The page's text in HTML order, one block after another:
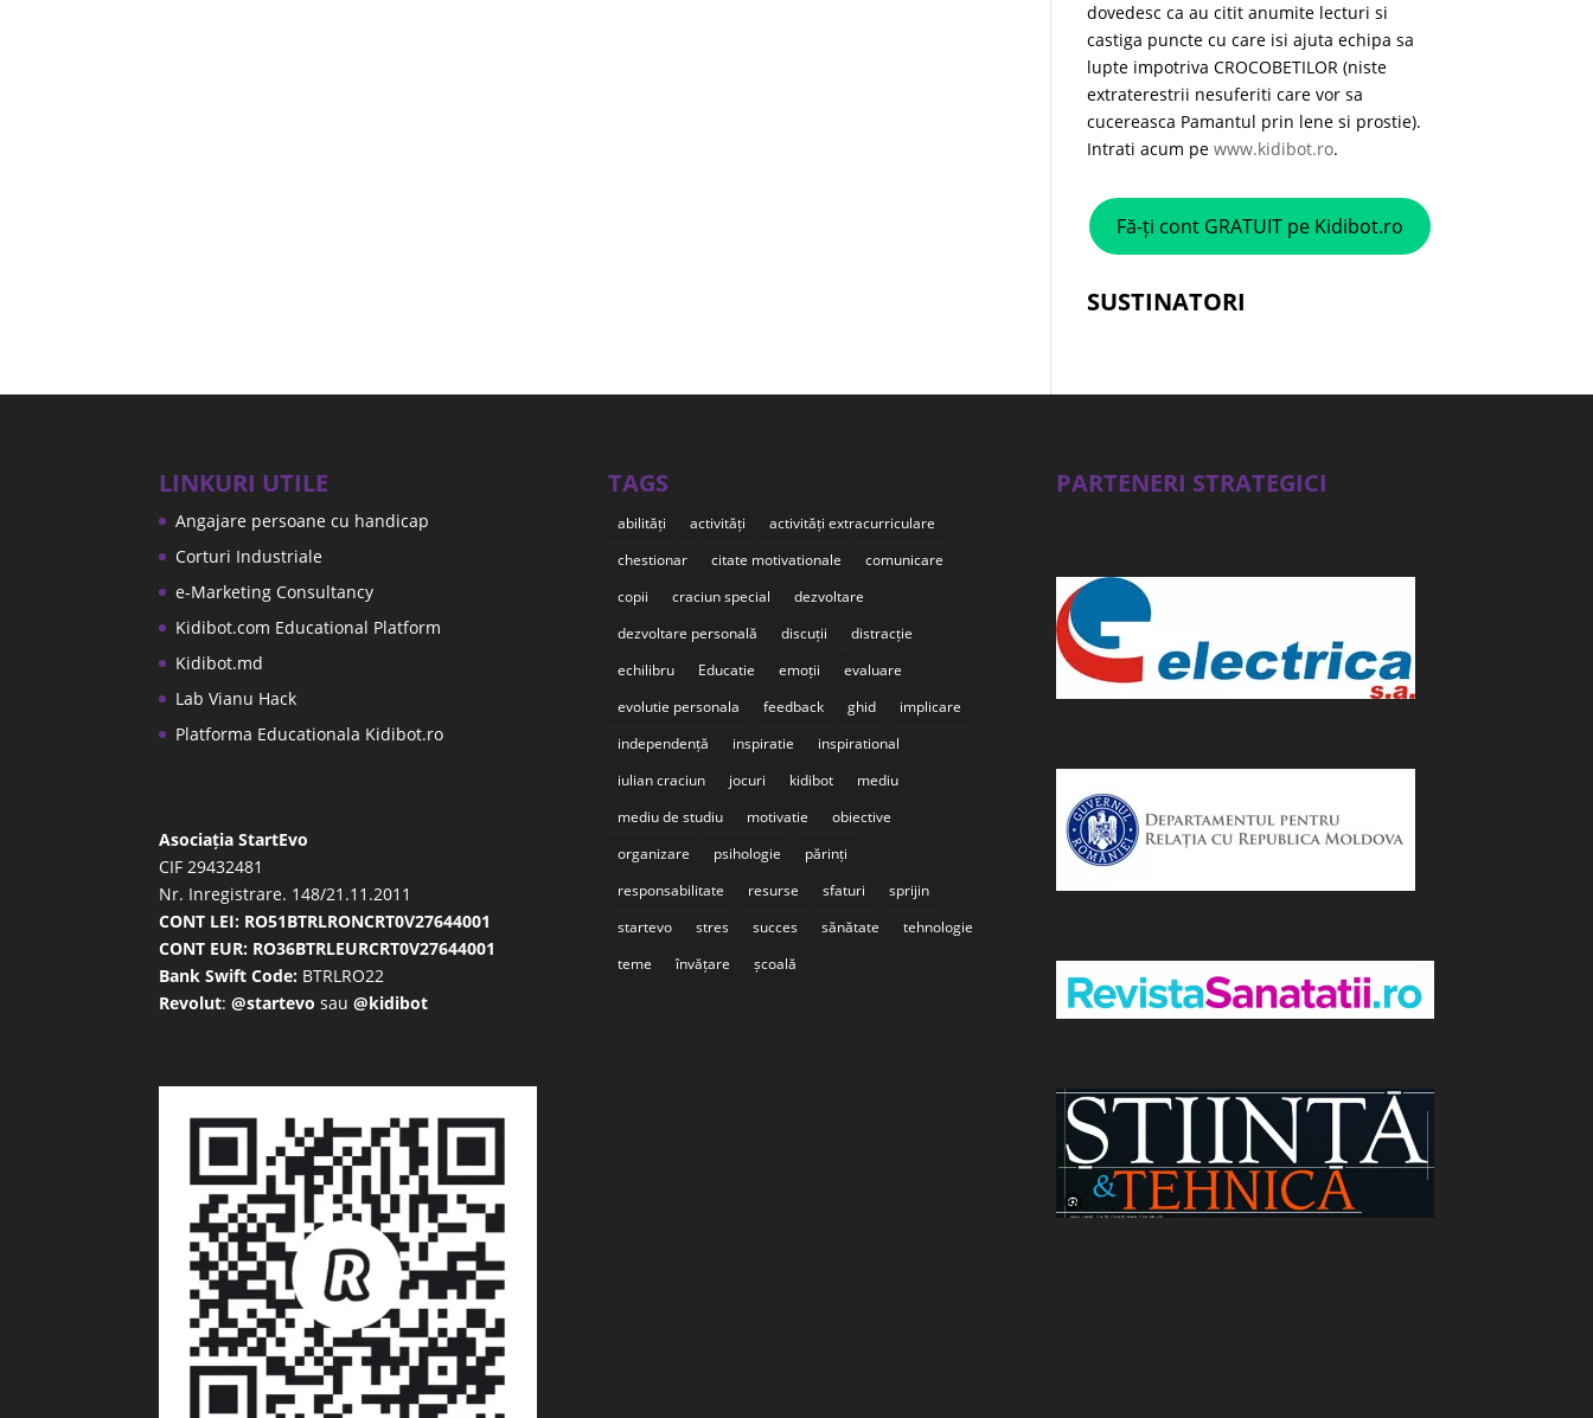
dovedesc ca au citit anumite lecturi si
castiga puncte cu care isi ajuta echipa sa
lupte impotriva CROCOBETILOR (niste
extraterestrii nesuferiti care vor sa
cucereasca Pamantul prin lene si prostie).
Intrati acum pewww.kidibot.ro.
Fă-ți cont GRATUIT pe Kidibot.ro
SUSTINATORI
LINKURI UTILE
Angajare persoane cu handicap
Corturi Industriale
e-Marketing Consultancy
Kidibot.com Educational Platform
Kidibot.md
Lab Vianu Hack
Platforma Educationala Kidibot.ro
Asociația StartEvo
CIF 29432481
Nr. Inregistrare. 148/21.11.2011
CONT LEI: RO51BTRLRONCRT0V27644001
CONT EUR: RO36BTRLEURCRT0V27644001
Bank Swift Code: BTRLRO22
Revolut:@startevo sau@kidibot
TAGS
abilități activități
activități extracurriculare
chestionar
citate motivationale
comunicare
copii
craciun special
dezvoltare
dezvoltare personală
discuții
distracție
echilibru
Educatie emoții
evaluare
evolutie personala
feedback ghid
implicare
independență
inspiratie
inspirational
iulian craciun
jocuri kidibot
mediu
mediu de studiu
motivatie
obiective
organizare
psihologie
părinți
responsabilitate
resurse sfaturi
sprijin
startevo
stres succes sănătate
tehnologie
teme
învățare școală
PARTENERI STRATEGICI